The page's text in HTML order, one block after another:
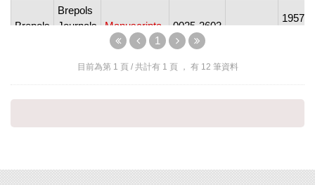
Brepols
Brepols
Journals
Manuscripta 0025-2603 --
1957-
Brepols
Mediaeval
Studies
2006
1977-
Brepols
New
2006-
1
目前為第 1 頁 / 共計有 1 頁 ， 有 12 筆資料